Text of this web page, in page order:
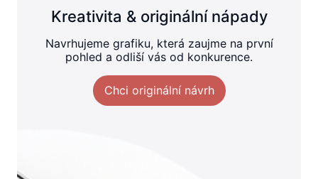
Kreativita & originální nápady
Navrhujeme grafiku, která zaujme na první
pohled a odliší vás od konkurence.
Chci originální návrh